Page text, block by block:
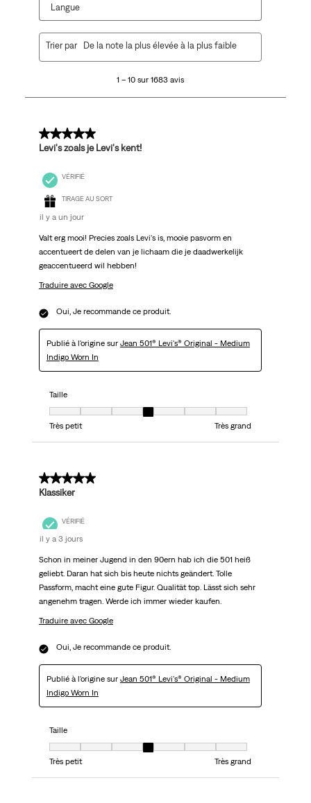
Langue
1683
1 – 10 sur 1683 avis
Trier par De la note la plus élevée à la plus faible
5 sur 5 étoiles.
Levi's zoals je Levi's kent!
VÉRIFIÉ
TIRAGE AU SORT
il y a un jour
Valt erg mooi! Precies zoals Levi's is, mooie pasvorm en
accentueert de delen van je lichaam die je daadwerkelijk
geaccentueerd wil hebben!
Traduire avec Google
Oui, Je recommande ce produit.
Publié à l'origine sur Jean 501® Levi's® Original - Medium
Indigo Worn In
Taille
Taille, 4 sur 7, où 1 est égal à Très petit et 7 est égal à Très grand
Très petit
Très grand
5 sur 5 étoiles.
Klassiker
VÉRIFIÉ
il y a 3 jours
Schon in meiner Jugend in den 90ern hab ich die 501 heiß
geliebt. Daran hat sich bis heute nichts geändert. Tolle
Passform, macht eine gute Figur. Qualität top. Lässt sich sehr
angenehm tragen. Werde ich immer wieder kaufen.
Traduire avec Google
Oui, Je recommande ce produit.
Publié à l'origine sur Jean 501® Levi's® Original - Medium
Indigo Worn In
Taille
Taille, 4 sur 7, où 1 est égal à Très petit et 7 est égal à Très grand
Très petit
Très grand